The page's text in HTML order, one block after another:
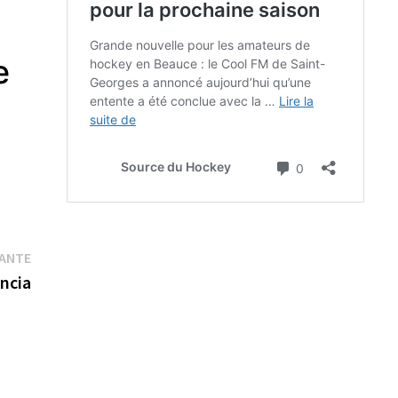
Publication
suivante :